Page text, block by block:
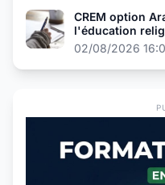
CREM option
l'éducation
présélection
02/08/2026